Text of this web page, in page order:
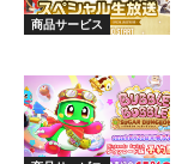
商品サービス